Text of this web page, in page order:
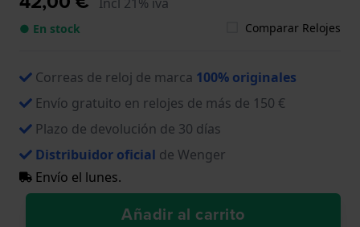
● En stock Comparar Relojes
Correas de reloj de marca 100% originales
Envío gratuito en relojes de más de 150 €
Plazo de devolución de 30 días
Distribuidor oficial de Wenger
Envío el lunes.
Añadir al carrito